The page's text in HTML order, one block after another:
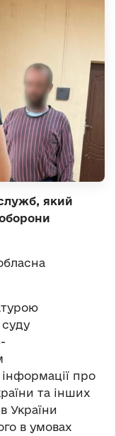
який
про
та інших
України
в умовах